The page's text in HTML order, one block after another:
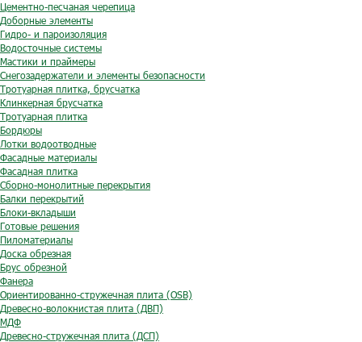
Цементно-песчаная черепица
Доборные элементы
Гидро- и пароизоляция
Водосточные системы
Мастики и праймеры
Снегозадержатели и элементы безопасности
Тротуарная плитка, брусчатка
Клинкерная брусчатка
Тротуарная плитка
Бордюры
Лотки водоотводные
Фасадные материалы
Фасадная плитка
Сборно-монолитные перекрытия
Балки перекрытий
Блоки-вкладыши
Готовые решения
Пиломатериалы
Доска обрезная
Брус обрезной
Фанера
Ориентированно-стружечная плита (OSB)
Древесно-волокнистая плита (ДВП)
МДФ
Древесно-стружечная плита (ДСП)